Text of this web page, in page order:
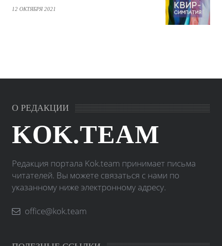
12 ОКТЯБРЯ 2021
О РЕДАКЦИИ
KOK.TEAM
Редакция портала Kok.team принимает письма
читателей. Вы можете связаться с нами по
указанному ниже электронному адресу.
office@kok.team